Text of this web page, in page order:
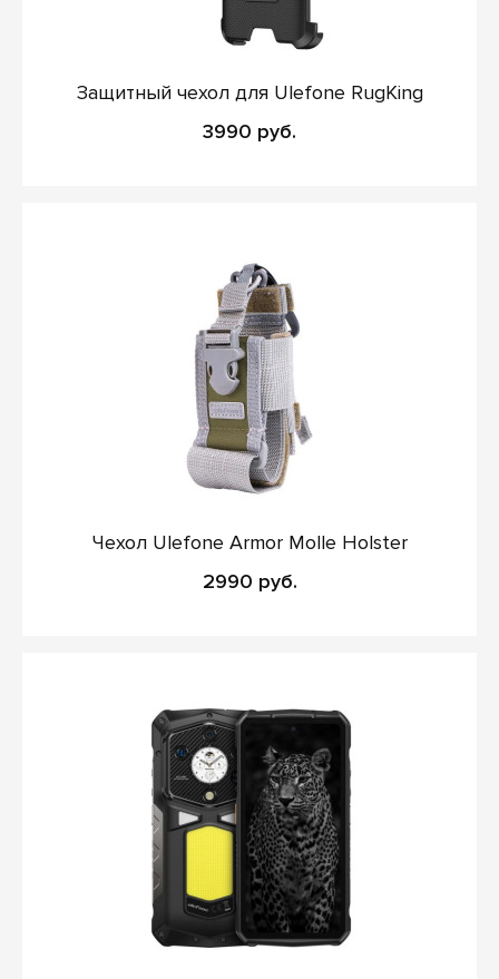
Защитный чехол для Ulefone RugKing
3990 руб.
Чехол Ulefone Armor Molle Holster
2990 руб.